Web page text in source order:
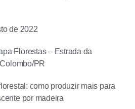
de 2022
Florestas – Estrada da
PR
como produzir mais para
por madeira